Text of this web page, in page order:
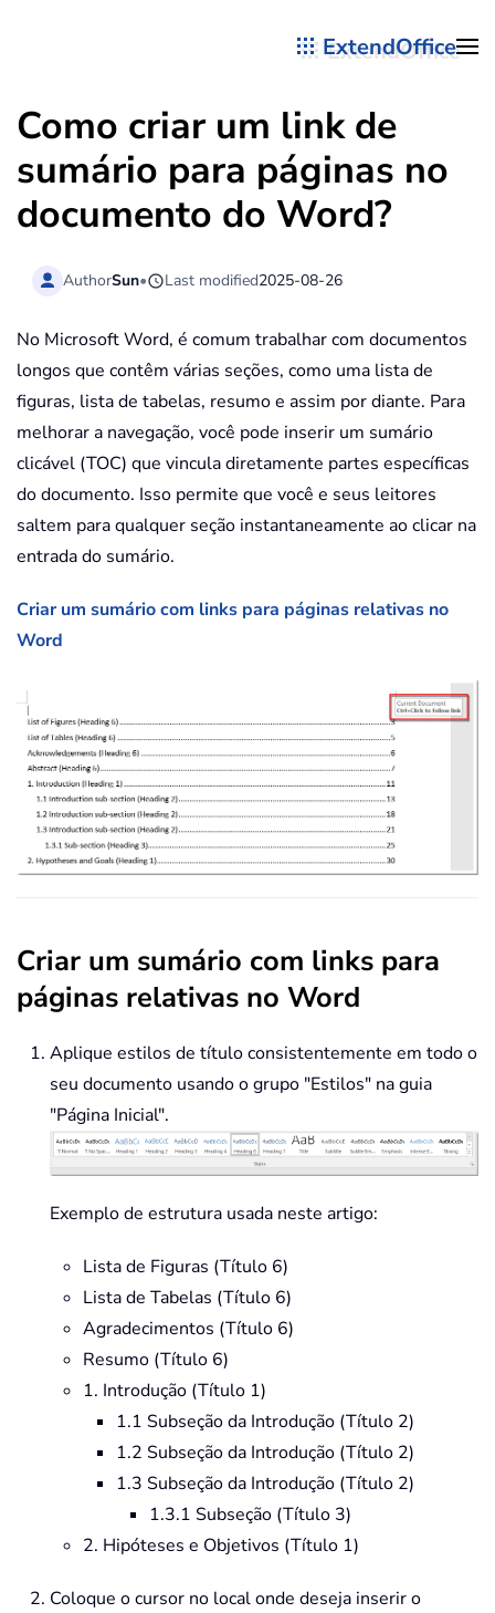
ExtendOffice
Como criar um link de
sumário para páginas no
documento do Word?
AuthorSun• Last modified2025-08-26
No Microsoft Word, é comum trabalhar com documentos
longos que contêm várias seções, como uma lista de
figuras, lista de tabelas, resumo e assim por diante. Para
melhorar a navegação, você pode inserir um sumário
clicável (TOC) que vincula diretamente partes específicas
do documento. Isso permite que você e seus leitores
saltem para qualquer seção instantaneamente ao clicar na
entrada do sumário.
Criar um sumário com links para páginas relativas no
Word
Criar um sumário com links para
páginas relativas no Word
Aplique estilos de título consistentemente em todo o
seu documento usando o grupo "Estilos" na guia
"Página Inicial".
Exemplo de estrutura usada neste artigo:
Lista de Figuras (Título 6)
Lista de Tabelas (Título 6)
Agradecimentos (Título 6)
Resumo (Título 6)
1. Introdução (Título 1)
1.1 Subseção da Introdução (Título 2)
1.2 Subseção da Introdução (Título 2)
1.3 Subseção da Introdução (Título 2)
1.3.1 Subseção (Título 3)
2. Hipóteses e Objetivos (Título 1)
Coloque o cursor no local onde deseja inserir o